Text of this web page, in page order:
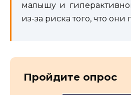
малышу и
из-за риска того, что они
Пройдите опрос